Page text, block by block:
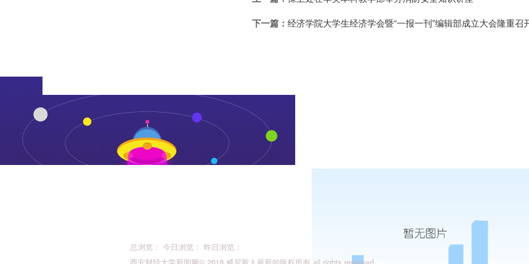
下一篇： 经济学院大学生经济学会暨“一报一刊”编辑部成立大会隆重召
总浏览： 今日浏览： 昨日浏览：